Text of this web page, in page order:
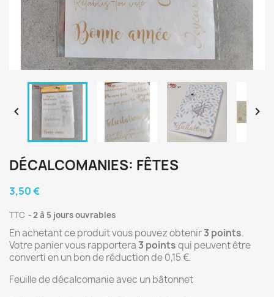
 
DÉCALCOMANIES: FÊTES
3,50 €
TTC 2 à 5 jours ouvrables
En achetant ce produit vous pouvez obtenir3 points.
Votre panier vous rapportera 3 pointsqui peuvent être
converti en un bon de réduction de0,15 €.
Feuille de décalcomanie avec un bâtonnet